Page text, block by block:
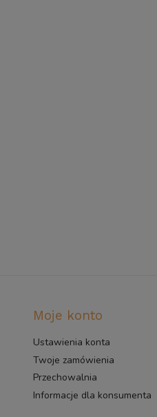
Moje konto
Ustawienia konta
Twoje zamówienia
Przechowalnia
Informacje dla konsumenta